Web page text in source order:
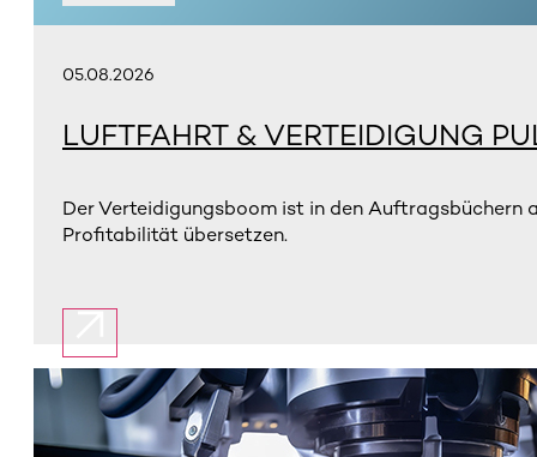
05.08.2026
LUFTFAHRT & VERTEIDIGUNG
Der Verteidigungsboom ist in den Auftragsbüchern
Profitabilität übersetzen.